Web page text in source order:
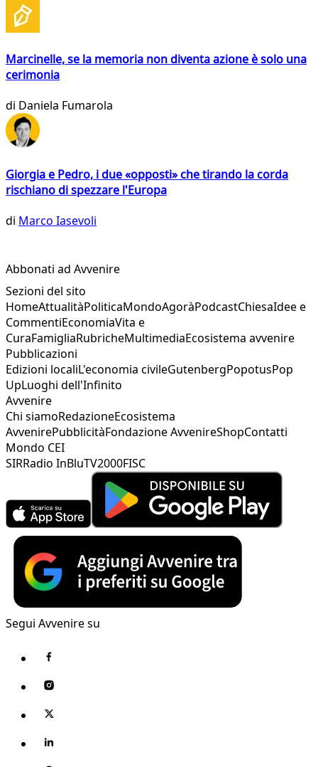
Marcinelle, se la memoria non diventa azione è solo una
cerimonia
di Daniela Fumarola
Giorgia e Pedro, i due «opposti» che tirando la corda
rischiano di spezzare l'Europa
di Marco Iasevoli
Abbonati ad Avvenire
Sezioni del sito
HomeAttualitàPoliticaMondoAgoràPodcastChiesaIdee e
CommentiEconomiaVita e
CuraFamigliaRubricheMultimediaEcosistema avvenire
Pubblicazioni
Edizioni localiL'economia civileGutenbergPopotusPop
UpLuoghi dell'Infinito
Avvenire
Chi siamoRedazioneEcosistema
AvvenirePubblicitàFondazione AvvenireShopContatti
Mondo CEI
SIRRadio InBluTV2000FISC
Segui Avvenire su